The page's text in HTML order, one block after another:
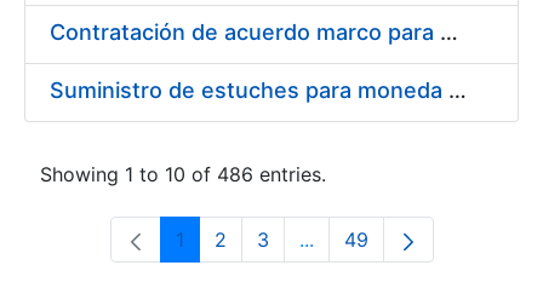
Contratación de acuerdo marco para el Suministro de Material de Electricidad para la Fábrica Nacional de Moneda y Timbre-Real Casa de la Moneda en su centro de trabajo de Burgos
Suministro de estuches para moneda de 30 €
Showing 1 to 10 of 486 entries.
Page
1 Page
2 Page
3 ...Intermediate Pages Use
Page
49